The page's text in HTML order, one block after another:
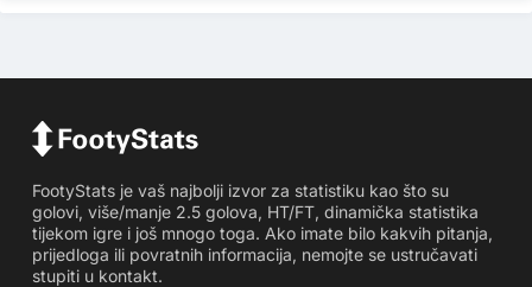
FootyStats je vaš najbolji izvor za statistiku kao što su
golovi, više/manje 2.5 golova, HT/FT, dinamička statistika
tijekom igre i još mnogo toga. Ako imate bilo kakvih pitanja,
prijedloga ili povratnih informacija, nemojte se ustručavati
stupiti u kontakt.